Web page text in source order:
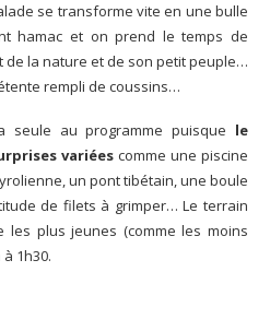
se transforme vite en une bulle
hamac et on prend le temps de
la nature et de son petit peuple…
rempli de coussins…
seule au programme puisque le
variées comme une piscine
un pont tibétain, une boule
de filets à grimper… Le terrain
plus jeunes (comme les moins
1h30.